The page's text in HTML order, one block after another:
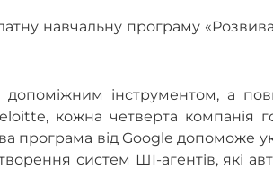
навчальну програму
допоміжним інструментом, а
кожна четверта компанія
програма від Google допоможе
систем ШІ-агентів, які